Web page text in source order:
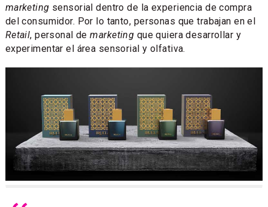
marketing sensorial dentro de la experiencia de compra
del consumidor. Por lo tanto, personas que trabajan en el
Retail, personal demarketing que quiera desarrollar y
experimentar el área sensorial y olfativa.